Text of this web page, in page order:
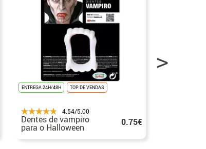
ENTREGA 24H/48H TOP DE VENDAS
4.54/5.00
Dentes de vampiro
para o Halloween 0.75€